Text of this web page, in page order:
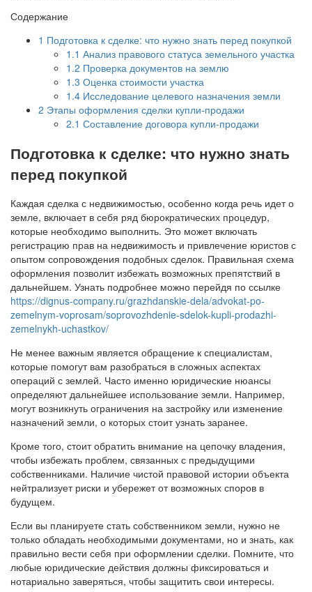
Содержание
1 Подготовка к сделке: что нужно знать перед покупкой
1.1 Анализ правового статуса земельного участка
1.2 Проверка документов на землю
1.3 Оценка стоимости участка
1.4 Исследование целевого назначения земли
2 Этапы оформления сделки купли-продажи
2.1 Составление договора купли-продажи
Подготовка к сделке: что нужно знать
перед покупкой
Каждая сделка с недвижимостью, особенно когда речь идет о
земле, включает в себя ряд бюрократических процедур,
которые необходимо выполнить. Это может включать
регистрацию прав на недвижимость и привлечение юристов с
опытом сопровождения подобных сделок. Правильная схема
оформления позволит избежать возможных препятствий в
дальнейшем. Узнать подробнее можно перейдя по ссылке
https://dignus-company.ru/grazhdanskie-dela/advokat-po-
zemelnym-voprosam/soprovozhdenie-sdelok-kupli-prodazhi-
zemelnykh-uchastkov/
Не менее важным является обращение к специалистам,
которые помогут вам разобраться в сложных аспектах
операций с землей. Часто именно юридические нюансы
определяют дальнейшее использование земли. Например,
могут возникнуть ограничения на застройку или изменение
назначений земли, о которых стоит узнать заранее.
Кроме того, стоит обратить внимание на цепочку владения,
чтобы избежать проблем, связанных с предыдущими
собственниками. Наличие чистой правовой истории объекта
нейтрализует риски и убережет от возможных споров в
будущем.
Если вы планируете стать собственником земли, нужно не
только обладать необходимыми документами, но и знать, как
правильно вести себя при оформлении сделки. Помните, что
любые юридические действия должны фиксироваться и
нотариально заверяться, чтобы защитить свои интересы.